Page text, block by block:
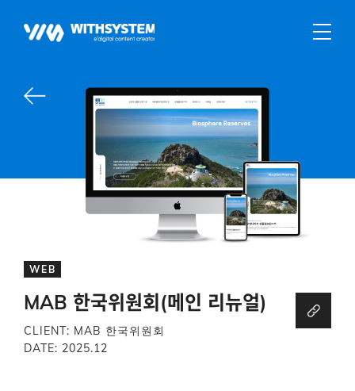
WEB
MAB 한국위원회(메인 리뉴얼)
CLIENT: MAB 한국위원회
DATE: 2025.12